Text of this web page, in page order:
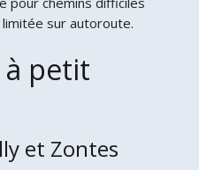
sur autoroute.
à petit
et Zontes